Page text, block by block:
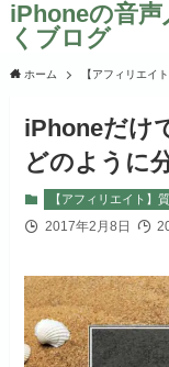
iPhoneの音
くブログ
ホーム 【アフィリエイ
iPhoneだけ
どのように
【アフィリエイト】
2017年2月8日